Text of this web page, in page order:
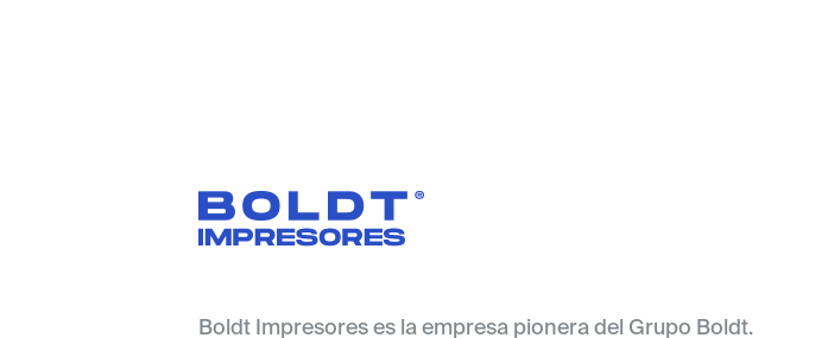
Boldt Impresores es la empresa pionera del Grupo Boldt.